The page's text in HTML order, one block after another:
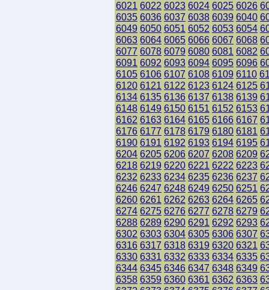
6021 6022 6023 6024 6025 6026
6035 6036 6037 6038 6039 6040
6049 6050 6051 6052 6053 6054
6063 6064 6065 6066 6067 6068
6077 6078 6079 6080 6081 6082
6091 6092 6093 6094 6095 6096
6105 6106 6107 6108 6109 6110
6120 6121 6122 6123 6124 6125
6134 6135 6136 6137 6138 6139
6148 6149 6150 6151 6152 6153
6162 6163 6164 6165 6166 6167
6176 6177 6178 6179 6180 6181
6190 6191 6192 6193 6194 6195
6204 6205 6206 6207 6208 6209
6218 6219 6220 6221 6222 6223
6232 6233 6234 6235 6236 6237
6246 6247 6248 6249 6250 6251
6260 6261 6262 6263 6264 6265
6274 6275 6276 6277 6278 6279
6288 6289 6290 6291 6292 6293
6302 6303 6304 6305 6306 6307
6316 6317 6318 6319 6320 6321
6330 6331 6332 6333 6334 6335
6344 6345 6346 6347 6348 6349
6358 6359 6360 6361 6362 6363